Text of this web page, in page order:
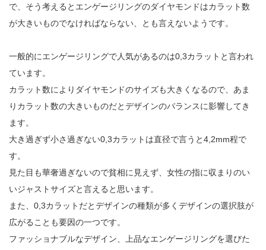
で、そう考えるとエンゲージリングのダイヤモンドはカラット数
が大きいものでなければならない、とも言えないようです。
一般的にエンゲージリングで人気があるのは0,3カラットと言われ
ています。
カラット数によりダイヤモンドのサイズも大きくなるので、あま
りカラット数の大きいものだとデザインのバランスに影響してき
ます。
大き過ぎず小さ過ぎない0,3カラットは直径で言うと4,2mm程で
す。
見た目も華奢過ぎないので貧相に見えず、女性の指に収まりのい
いジャストサイズと言えると思います。
また、0,3カラットだとデザインの種類が多くデザインの選択肢が
広がることも要因の一つです。
ファッショナブルなデザイン、上品なエンゲージリングを選びた